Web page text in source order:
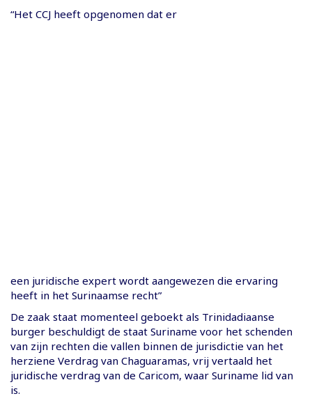
“Het CCJ heeft opgenomen dat er
een juridische expert wordt aangewezen die ervaring
heeft in het Surinaamse recht”
De zaak staat momenteel geboekt als Trinidadiaanse
burger beschuldigt de staat Suriname voor het schenden
van zijn rechten die vallen binnen de jurisdictie van het
herziene Verdrag van Chaguaramas, vrij vertaald het
juridische verdrag van de Caricom, waar Suriname lid van
is.